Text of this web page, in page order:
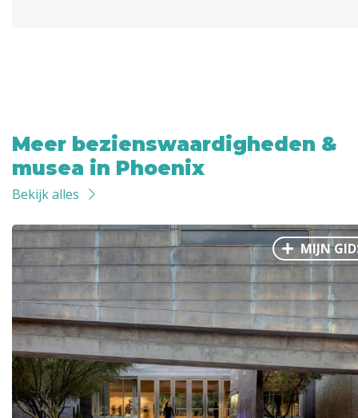
Meer bezienswaardigheden &
musea in Phoenix
Bekijk alles
MIJN